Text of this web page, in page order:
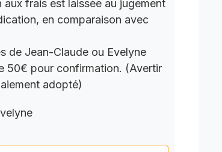
frais est laissée au jugement
en comparaison avec
de Jean-Claude ou Evelyne
50€ pour confirmation. (Avertir
adopté)